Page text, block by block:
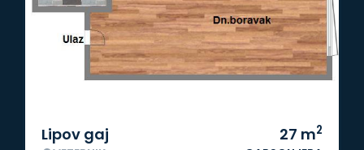
Lipov gaj 27 m2